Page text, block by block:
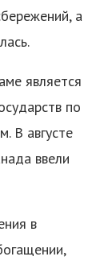
а
является
по
В августе
ввели
в